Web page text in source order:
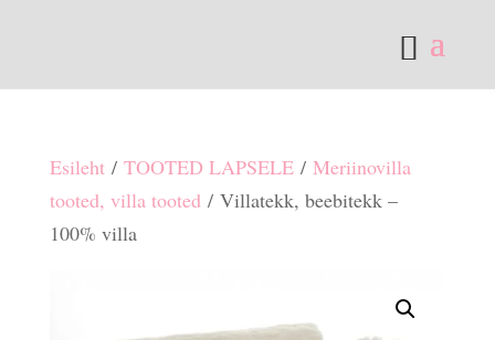
Esileht/ TOOTED LAPSELE/ Meriinovilla
tooted, villa tooted/ Villatekk, beebitekk –
100% villa